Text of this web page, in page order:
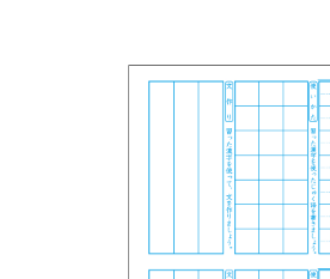
ファイル・バインダー
日用・事務用品
特集・コラム